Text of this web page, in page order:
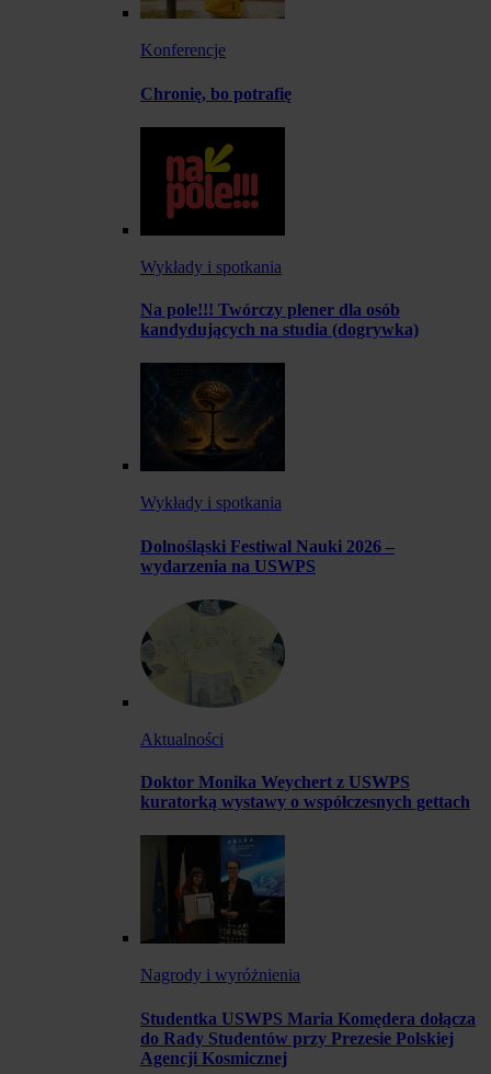
Konferencje
Chronię, bo potrafię
Wykłady i spotkania
Na pole!!! Twórczy plener dla osób
kandydujących na studia (dogrywka)
Wykłady i spotkania
Dolnośląski Festiwal Nauki 2026 –
wydarzenia na USWPS
Aktualności
Doktor Monika Weychert z USWPS
kuratorką wystawy o współczesnych gettach
Nagrody i wyróżnienia
Studentka USWPS Maria Komędera dołącza
do Rady Studentów przy Prezesie Polskiej
Agencji Kosmicznej